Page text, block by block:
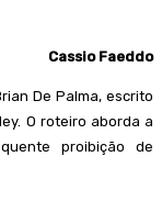
Cassio Faeddo
De Palma, escrito
O roteiro aborda a
proibição de